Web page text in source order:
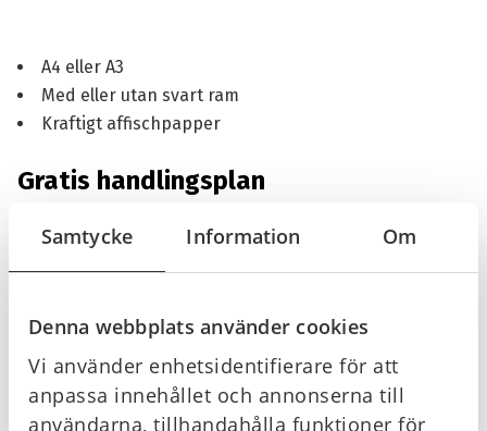
Samtycke Information Om
Denna webbplats använder cookies
Vi använder enhetsidentifierare för att
anpassa innehållet och annonserna till
användarna, tillhandahålla funktioner för
A4 eller A3
Med eller utan svart ram
Kraftigt affischpapper
Gratis handlingsplan
via länken nedan.
Offertförfrågan